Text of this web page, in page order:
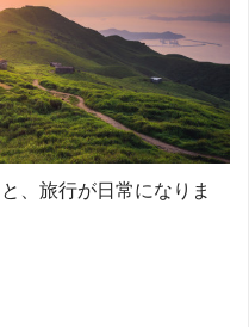
、旅行が日常になりま